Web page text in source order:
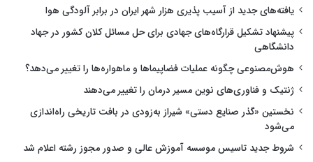
یافته‌های جدید از آسیب پذیری هزار شهر ایران در برابر آلودگی هوا
پیشنهاد تشکیل قرارگاه‌های جهادی برای حل مسائل کلان کشور در جهاد
دانشگاهی
هوش‌مصنوعی چگونه عملیات فضاپیماها و ماهواره‌ها را تغییر می‌دهد؟
ژنتیک و فناوری‌های نوین مسیر درمان را تغییر می‌دهند
نخستین «گذر صنایع دستی» شیراز به‌زودی در بافت تاریخی راه‌اندازی
می‌شود
شروط جدید تاسیس موسسه آموزش عالی و صدور مجوز رشته اعلام شد